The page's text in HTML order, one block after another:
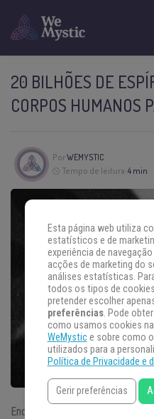
20 BILHÕES DE
CORPOS HUMANOS
PorWEMYSTIC
Tempo de leitura:4 min
Enquanto mais de 7 bilhões de
Esta página web utiliza
estatísticos e de
experiência de
acções de marketing do
análises estatísticas.
todos os tipos de
pretender escolher
preferências. Pode
como usamos cookies na
WeMystice sobre como
utilizados para a
Política de Privacidade e
Gerir preferências